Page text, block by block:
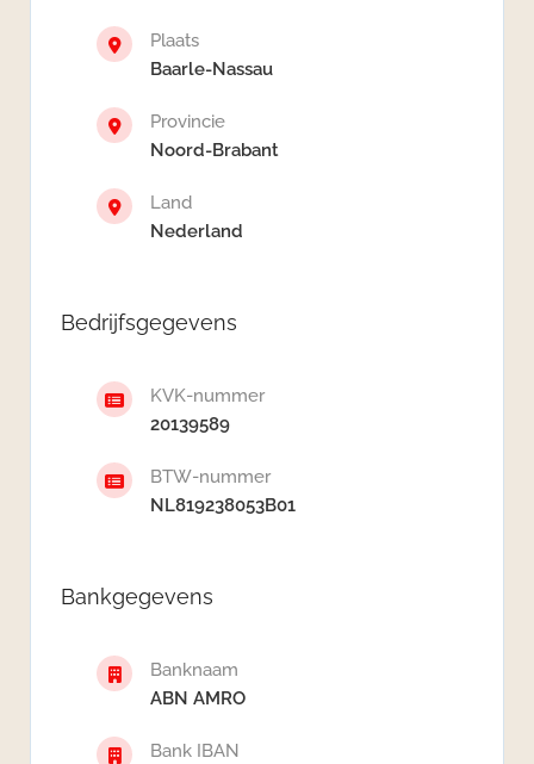
Plaats
Baarle-Nassau
Provincie
Noord-Brabant
Land
Nederland
Bedrijfsgegevens
KVK-nummer
20139589
BTW-nummer
NL819238053B01
Bankgegevens
Banknaam
ABN AMRO
Bank IBAN